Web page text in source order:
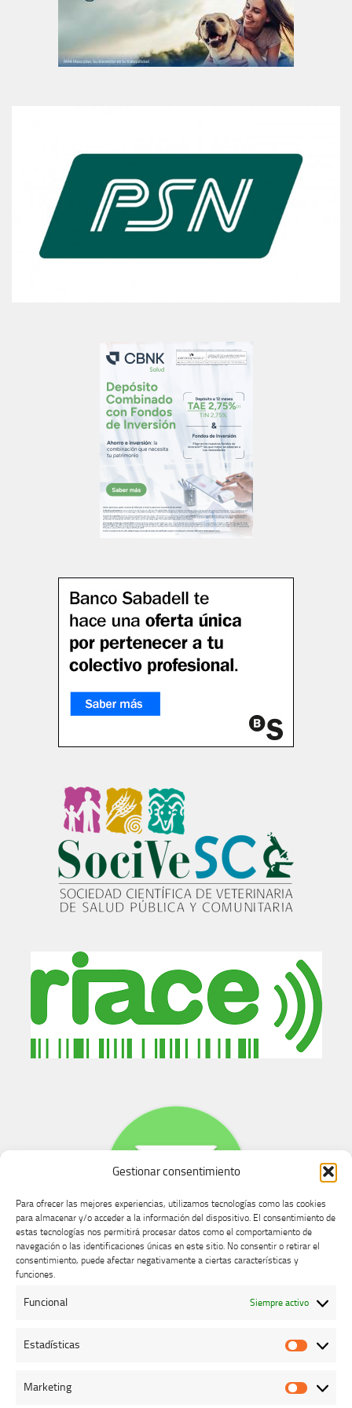
Gestionar consentimiento
Para ofrecer las mejores experiencias, utilizamos tecnologías como las cookies
para almacenar y/o acceder a la información del dispositivo. El consentimiento de
estas tecnologías nos permitirá procesar datos como el comportamiento de
navegación o las identificaciones únicas en este sitio. No consentir o retirar el
consentimiento, puede afectar negativamente a ciertas características y
funciones.
Funcional Siempre activo
Estadísticas
Marketing
Buzón de dudas, quejas y sugerencias